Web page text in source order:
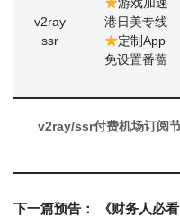
v2ray
ssr
游戏加速
港日美专线
定制App
免设置番蔷
v2ray/ssr付费机场订阅
下一篇预告：
《财务人必